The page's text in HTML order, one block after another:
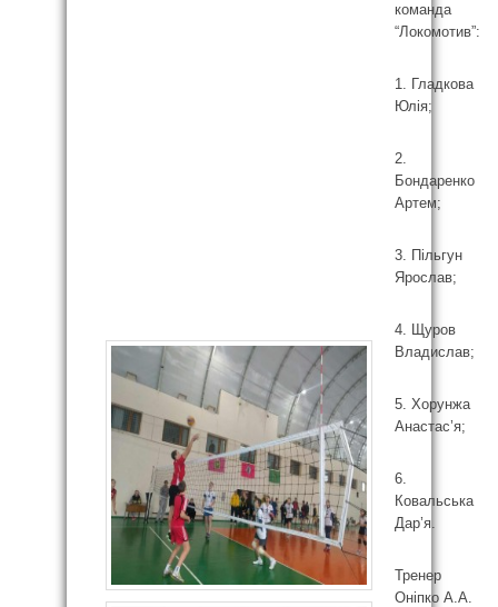
команда
“Локомотив”:
1. Гладкова
Юлія;
2.
Бондаренко
Артем;
3. Пільгун
Ярослав;
4. Щуров
Владислав;
5. Хорунжа
Анастас’я;
6.
Ковальська
Дар’я.
Тренер
Оніпко А.А.